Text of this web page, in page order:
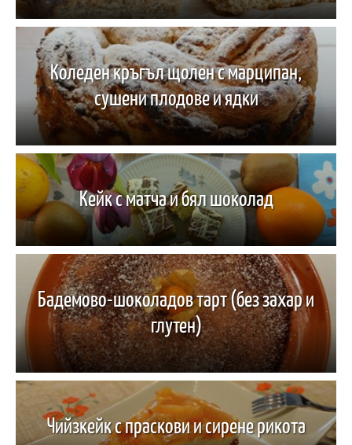
Коледен кръгъл щолен с марципан,
сушени плодове и ядки
Кейк с матча и бял шоколад
Бадемово-шоколадов тарт (без захар и
глутен)
Чийзкейк с праскови и сирене рикота